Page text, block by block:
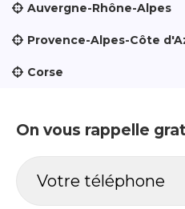
Auvergne-Rhône-Alpes
Provence-Alpes-Côte
Corse
On vous rappelle